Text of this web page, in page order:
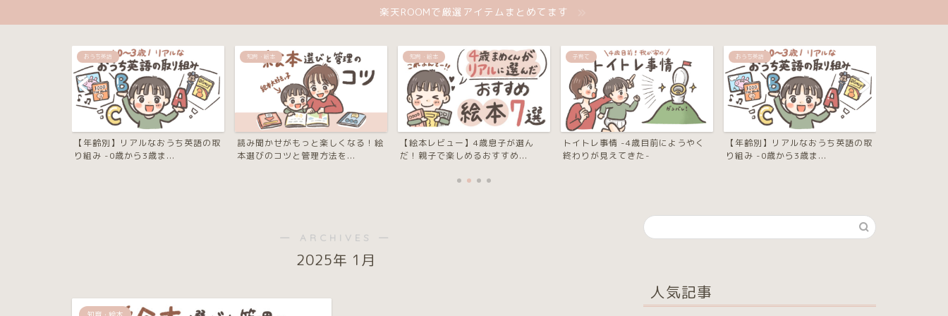
楽天ROOMで厳選アイテムまとめてます
知育・絵本
読み聞かせがもっと楽しくなる！絵
本選びのコツと管理方法を...
知育・絵本
【絵本レビュー】4歳息子が選ん
だ！親子で楽しめるおすすめ...
子育て
トイトレ事情 -4歳目前にようやく
終わりが見えてきた-
おうち英語
【年齢別】リアルなおうち英語の取
り組み -0歳から3歳ま...
知育・絵本
読み聞かせがもっと楽しくなる！絵
本選びのコツと管理方法を...
― ARCHIVES ―
2025年 1月
人気記事